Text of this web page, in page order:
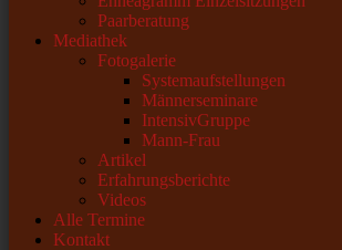
Paarberatung
Mediathek
Fotogalerie
Systemaufstellungen
Männerseminare
IntensivGruppe
Mann-Frau
Artikel
Erfahrungsberichte
Videos
Alle Termine
Kontakt